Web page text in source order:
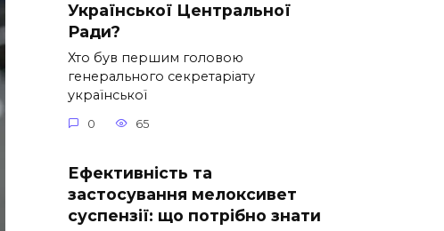
Української Центральної
Ради?
Хто був першим головою
генерального секретаріату
української
0 65
Ефективність та
застосування мелоксивет
суспензії: що потрібно знати